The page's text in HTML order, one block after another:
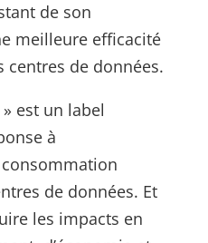
de son
meilleure efficacité
centres de données.
est un label
à
de données. Et
les impacts en